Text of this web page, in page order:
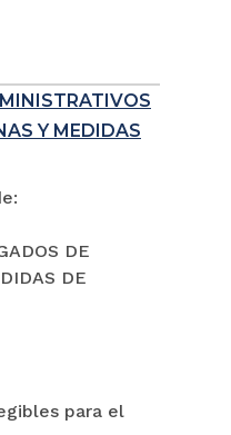
Y MEDIDAS
DE
DE
para el